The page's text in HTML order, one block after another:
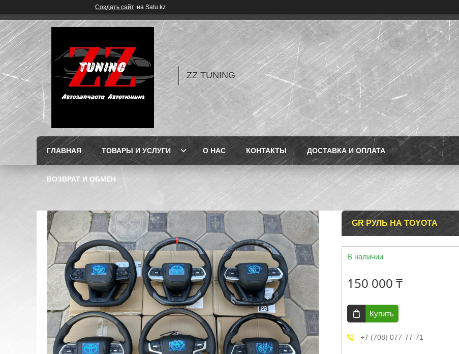
Создать сайт на Satu.kz
ZZ TUNING
ГЛАВНАЯ ТОВАРЫ И УСЛУГИ О НАС КОНТАКТЫ ДОСТАВКА И ОПЛАТА
ВОЗВРАТ И ОБМЕН
GR РУЛЬ НА TOYOTA
В наличии
150 000 ₸
Купить
+7 (708) 077-77-71